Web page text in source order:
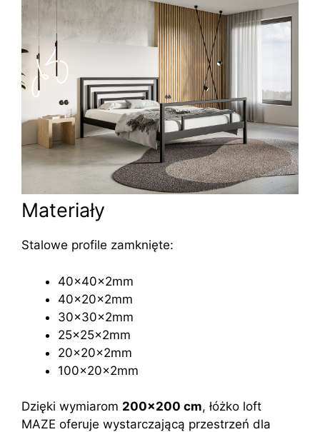
Materiały
Stalowe profile zamknięte:
40x40x2mm
40x20x2mm
30x30x2mm
25x25x2mm
20x20x2mm
100x20x2mm
Dzięki wymiarom 200x200 cm, łóżko loft
MAZE oferuje wystarczającą przestrzeń dla